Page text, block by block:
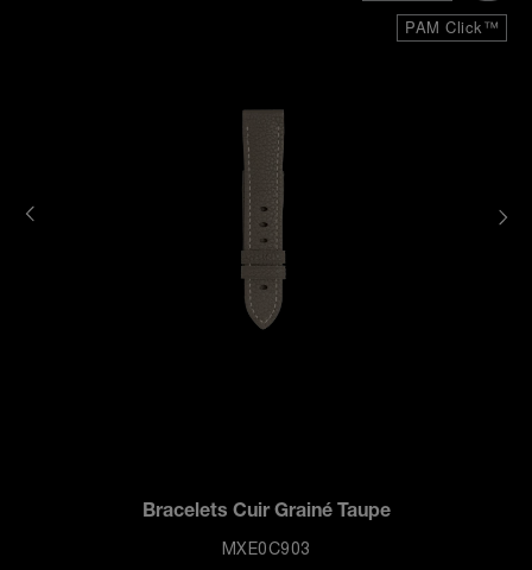
PAM Click™
Bracelets Cuir Grainé Taupe
MXE0C903